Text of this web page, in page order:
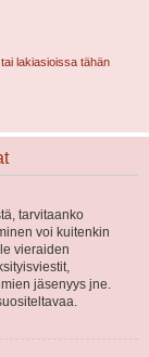
lakiasioissa tähän
tarvitaanko
voi kuitenkin
vieraiden
jäsenyys jne.